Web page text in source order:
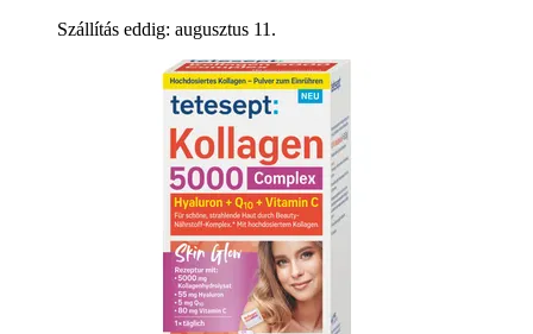
Szállítás eddig: augusztus 11.